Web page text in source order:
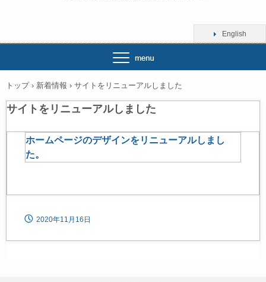
English
トップ › 新着情報 › サイトをリニューアルしました
サイトをリニューアルしました
ホームページのデザインをリニューアルしまし
た。
2020年11月16日